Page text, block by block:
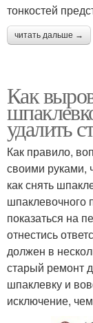
тонкостей
читать дальше →
Как
удалить
Как правило,
своими руками,
как снять
шпаклевочного
показаться на
отнестись
должен в
старый ремонт
шпаклевку и
исключение,